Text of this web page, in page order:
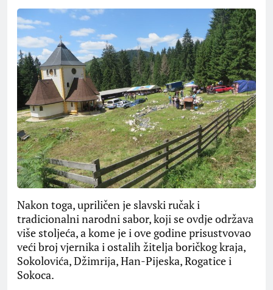
Nakon toga, upriličen je slavski ručak i
tradicionalni narodni sabor, koji se ovdje održava
više stoljeća, a kome je i ove godine prisustvovao
veći broj vjernika i ostalih žitelja boričkog kraja,
Sokolovića, Džimrija, Han-Pijeska, Rogatice i
Sokoca.